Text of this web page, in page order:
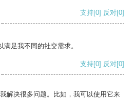
支持[0] 反对[0]
足我不同的社交需求。
支持[0] 反对[0]
解决很多问题。比如，我可以使用它来